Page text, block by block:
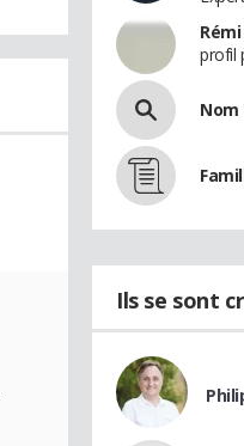
Rémi
profil
Nom
Ils se sont